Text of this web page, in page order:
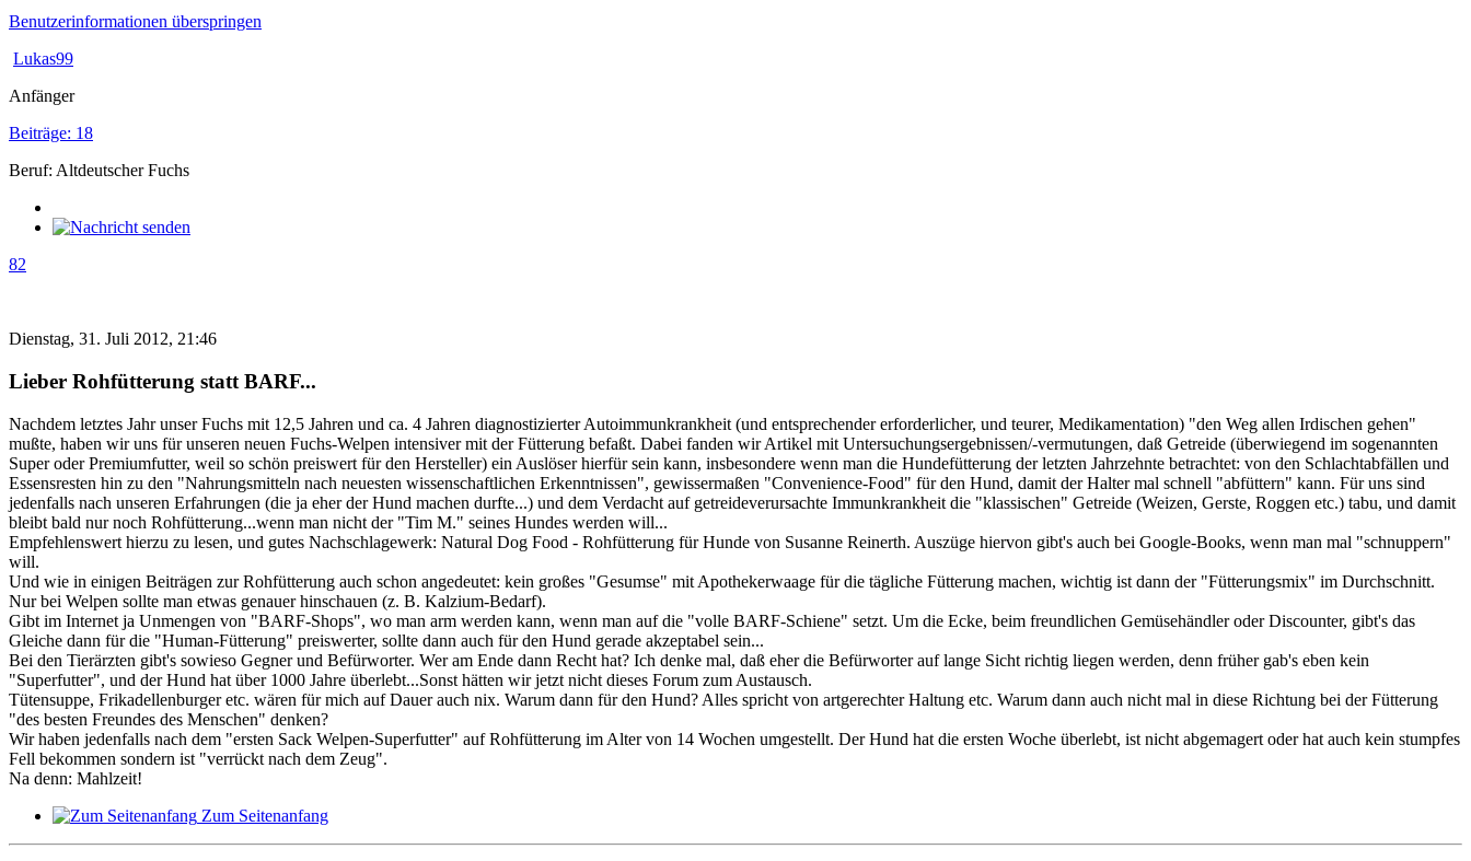
Benutzerinformationen überspringen
Lukas99
Anfänger
Beiträge: 18
Beruf: Altdeutscher Fuchs
82
Dienstag, 31. Juli 2012, 21:46
Lieber Rohfütterung statt BARF...
Nachdem letztes Jahr unser Fuchs mit 12,5 Jahren und ca. 4 Jahren diagnostizierter Autoimmunkrankheit (und entsprechender erforderlicher, und teurer, Medikamentation) "den Weg allen Irdischen gehen"
mußte, haben wir uns für unseren neuen Fuchs-Welpen intensiver mit der Fütterung befaßt. Dabei fanden wir Artikel mit Untersuchungsergebnissen/-vermutungen, daß Getreide (überwiegend im sogenannten
Super oder Premiumfutter, weil so schön preiswert für den Hersteller) ein Auslöser hierfür sein kann, insbesondere wenn man die Hundefütterung der letzten Jahrzehnte betrachtet: von den Schlachtabfällen und
Essensresten hin zu den "Nahrungsmitteln nach neuesten wissenschaftlichen Erkenntnissen", gewissermaßen "Convenience-Food" für den Hund, damit der Halter mal schnell "abfüttern" kann. Für uns sind
jedenfalls nach unseren Erfahrungen (die ja eher der Hund machen durfte...) und dem Verdacht auf getreideverursachte Immunkrankheit die "klassischen" Getreide (Weizen, Gerste, Roggen etc.) tabu, und damit
bleibt bald nur noch Rohfütterung...wenn man nicht der "Tim M." seines Hundes werden will...
Empfehlenswert hierzu zu lesen, und gutes Nachschlagewerk: Natural Dog Food - Rohfütterung für Hunde von Susanne Reinerth. Auszüge hiervon gibt's auch bei Google-Books, wenn man mal "schnuppern"
will.
Und wie in einigen Beiträgen zur Rohfütterung auch schon angedeutet: kein großes "Gesumse" mit Apothekerwaage für die tägliche Fütterung machen, wichtig ist dann der "Fütterungsmix" im Durchschnitt.
Nur bei Welpen sollte man etwas genauer hinschauen (z. B. Kalzium-Bedarf).
Gibt im Internet ja Unmengen von "BARF-Shops", wo man arm werden kann, wenn man auf die "volle BARF-Schiene" setzt. Um die Ecke, beim freundlichen Gemüsehändler oder Discounter, gibt's das
Gleiche dann für die "Human-Fütterung" preiswerter, sollte dann auch für den Hund gerade akzeptabel sein...
Bei den Tierärzten gibt's sowieso Gegner und Befürworter. Wer am Ende dann Recht hat? Ich denke mal, daß eher die Befürworter auf lange Sicht richtig liegen werden, denn früher gab's eben kein
"Superfutter", und der Hund hat über 1000 Jahre überlebt...Sonst hätten wir jetzt nicht dieses Forum zum Austausch.
Tütensuppe, Frikadellenburger etc. wären für mich auf Dauer auch nix. Warum dann für den Hund? Alles spricht von artgerechter Haltung etc. Warum dann auch nicht mal in diese Richtung bei der Fütterung
"des besten Freundes des Menschen" denken?
Wir haben jedenfalls nach dem "ersten Sack Welpen-Superfutter" auf Rohfütterung im Alter von 14 Wochen umgestellt. Der Hund hat die ersten Woche überlebt, ist nicht abgemagert oder hat auch kein stumpfes
Fell bekommen sondern ist "verrückt nach dem Zeug".
Na denn: Mahlzeit!
Zum Seitenanfang